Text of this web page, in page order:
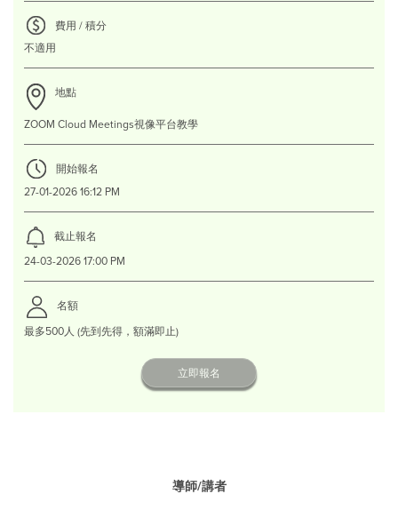
費用 / 積分
不適用
地點
ZOOM Cloud Meetings視像平台教學
開始報名
27-01-2026 16:12 PM
截止報名
24-03-2026 17:00 PM
名額
最多500人 (先到先得，額滿即止)
立即報名
導師/講者